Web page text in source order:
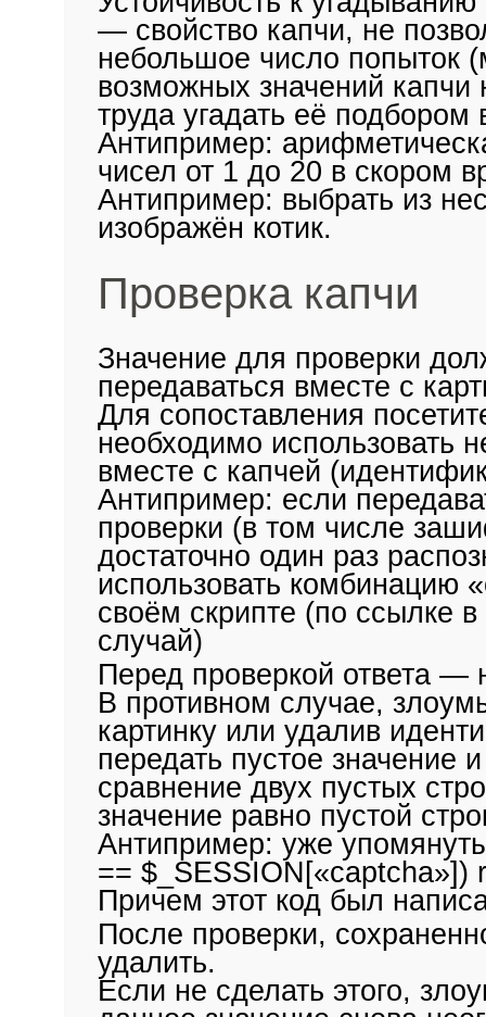
— свойство капчи, не
небольшое число попыток
возможных значений капчи
труда угадать её подбором
Антипример:
чисел от 1 до 20 в скором
Антипример: выбрать из
изображён котик.
Проверка капчи
Значение для проверки
передаваться вместе с
Для сопоставления
необходимо использовать
вместе с капчей
Антипример: если
проверки (в том числе
достаточно один раз
использовать комбинацию
своём скрипте (по ссылке
случай)
Перед проверкой ответа —
В противном случае,
картинку или удалив
передать пустое значение
сравнение двух пустых
значение равно пустой
Антипример: уже
== $_SESSION[«captcha»])
Причем этот код был
После проверки,
удалить.
Если не сделать этого,